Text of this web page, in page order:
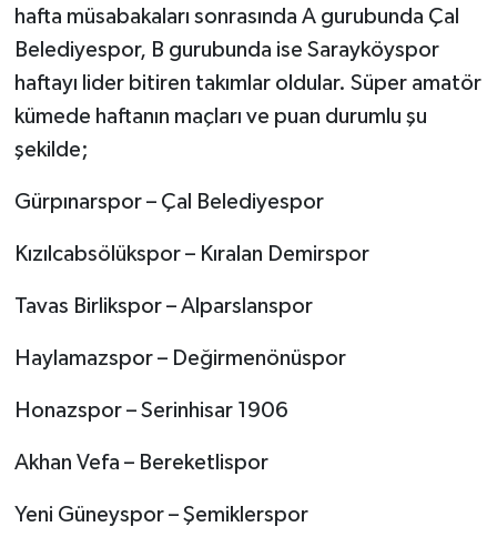
hafta müsabakaları sonrasında A gurubunda Çal
Belediyespor, B gurubunda ise Sarayköyspor
haftayı lider bitiren takımlar oldular. Süper amatör
kümede haftanın maçları ve puan durumlu şu
şekilde;
Gürpınarspor – Çal Belediyespor
Kızılcabsölükspor – Kıralan Demirspor
Tavas Birlikspor – Alparslanspor
Haylamazspor – Değirmenönüspor
Honazspor – Serinhisar 1906
Akhan Vefa – Bereketlispor
Yeni Güneyspor – Şemiklerspor